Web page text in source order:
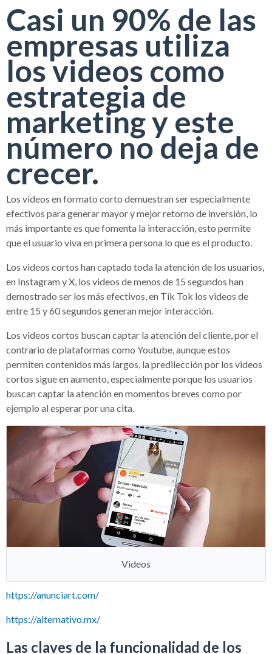
Casi un 90% de las
empresas utiliza
los videos como
estrategia de
marketing y este
número no deja de
crecer.
Los videos en formato corto demuestran ser especialmente
efectivos para generar mayor y mejor retorno de inversión, lo
más importante es que fomenta la interacción, esto permite
que el usuario viva en primera persona lo que es el producto.
Los videos cortos han captado toda la atención de los usuarios,
en Instagram y X, los videos de menos de 15 segundos han
demostrado ser los más efectivos, en Tik Tok los videos de
entre 15 y 60 segundos generan mejor interacción.
Los videos cortos buscan captar la atención del cliente, por el
contrario de plataformas como Youtube, aunque estos
permiten contenidos más largos, la predilección por los videos
cortos sigue en aumento, especialmente porque los usuarios
buscan captar la atención en momentos breves como por
ejemplo al esperar por una cita.
Videos
https://anunciart.com/
https://alternativo.mx/
Las claves de la funcionalidad de los